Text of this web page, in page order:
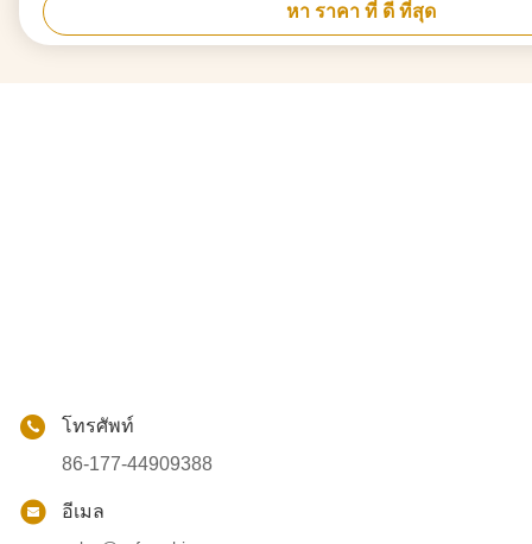
หา ราคา ที่ ดี ที่สุด
โทรศัพท์
86-177-44909388
อีเมล